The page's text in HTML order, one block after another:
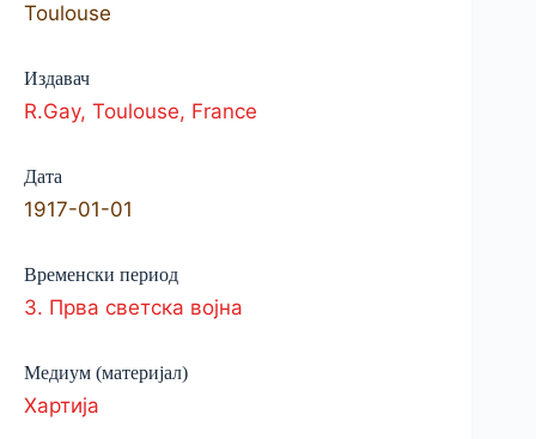
Toulouse
Издавач
R.Gay, Toulouse, France
Дата
1917-01-01
Временски период
3. Прва светска војна
Медиум (материјал)
Хартија